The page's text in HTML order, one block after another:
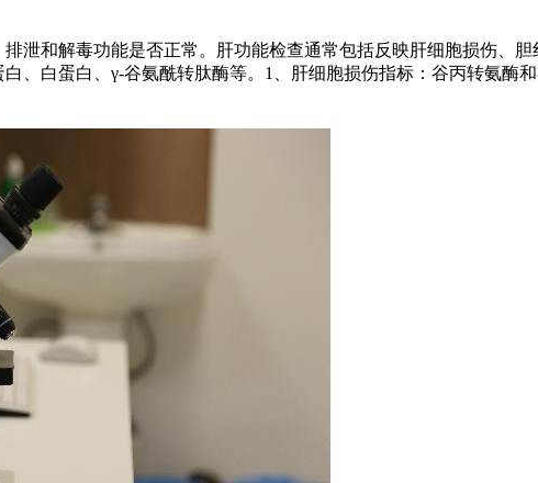
泄和解毒功能是否正常。肝功能检查通常包括反映肝细胞损伤、
、白蛋白、γ-谷氨酰转肽酶等。1、肝细胞损伤指标：谷丙转氨